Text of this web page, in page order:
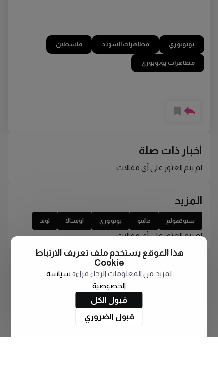
يوتوبوري مظاهرات السويد فلسطين
مظاهرات يوتوبوري
أخبار ذات صلة
لم يتم العثور على أي مقالات
المزيد
ستوكهولم مالمو يوتوبوري اوبسالا لوند
لم يتم العثور على أي مقالات
هذا الموقع يستخدم ملف تعريف الارتباط
Cookie
لمزيد من المعلومات الرجاء قراءة سياسة
الخصوصية
قبول الكل
قبول الضروري